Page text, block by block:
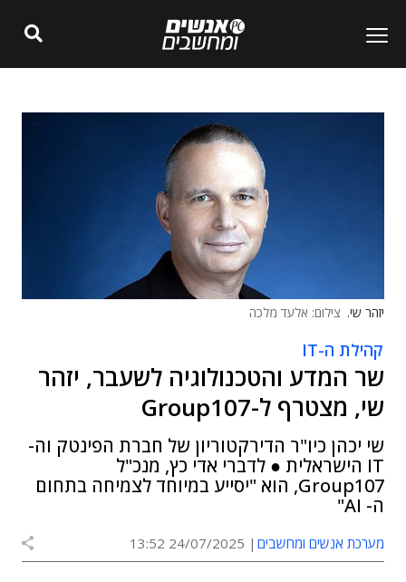
יזהר שי. צילום: אלעד מלכה
קהילת ה-IT
שר המדע והטכנולוגיה לשעבר, יזהר
שי, מצטרף ל-Group107
שי יכהן כיו"ר הדירקטוריון של חברת הפינטק וה-
IT הישראלית ● לדברי אדי כץ, מנכ"ל
Group107, הוא "יסייע במיוחד לצמיחה בתחום
ה- AI"
מערכת אנשים ומחשבים 24/07/2025 13:52